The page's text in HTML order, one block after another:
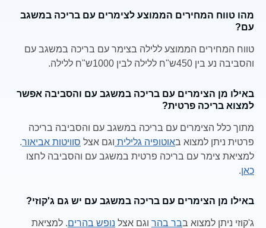
מהו טווח המחירים הממוצע לצימרים עם בריכה במשגב
עם?
טווח המחירים הממוצע ללילה בצימר עם בריכה במשגב עם
והסביבה נע בין 450ש"ח ללילה לבין 1000ש"ח ללילה.
באילו מן הצימרים עם בריכה במשגב עם והסביבה אפשר
למצוא בריכה פרטית?
מתוך כלל הצימרים עם בריכה במשגב עם והסביבה בריכה
פרטית ניתן למצוא באוטופיה גלילית וגם אצל סוויטות אביאור.
למציאת צימר עם בריכה פרטית במשגב עם והסביבה לחצו
כאן.
באילו מן הצימרים עם בריכה במשגב עם יש גם ג'קוזי?
ג'קוזי ניתן למצוא בבר בהר וגם אצל נופש בהרים. למציאת